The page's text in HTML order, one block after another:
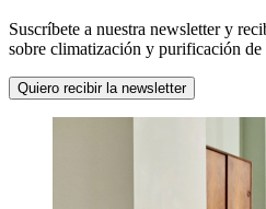
Suscríbete a nuestra newsletter y
sobre climatización y purificación de
Quiero recibir la newsletter